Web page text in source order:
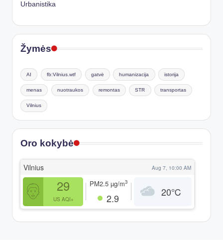
Urbanistika
Žymės
AI fb:Vilnius.wtf gatvė humanizacija istorija
menas nuotraukos remontas STR transportas
Vilnius
Oro kokybė
Vilnius Aug 7, 10:00 AM
29
US AQI+
PM2.5 µg/m3
2.9
20℃